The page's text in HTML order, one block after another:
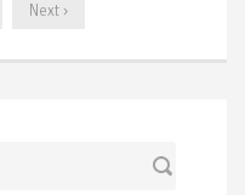
Next ›